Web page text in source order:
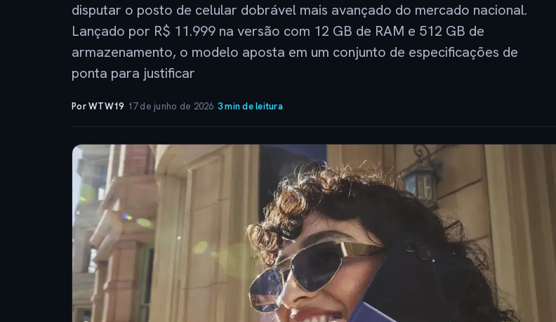
disputar o posto de celular dobrável mais avançado do mercado nacional.
Lançado por R$ 11.999 na versão com 12 GB de RAM e 512 GB de
armazenamento, o modelo aposta em um conjunto de especificações de
ponta para justificar
Por WTW19· 17 de junho de 2026·3 min de leitura